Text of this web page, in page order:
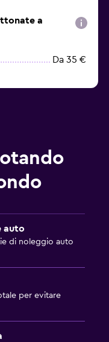
a
Da 35 €
auto
di noleggio auto
per evitare